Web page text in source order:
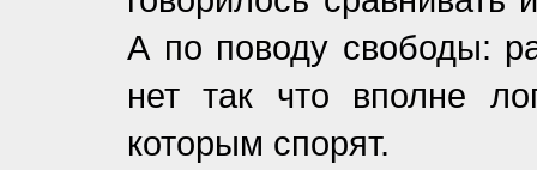
А по поводу свободы:
нет так что вполне
которым спорят.